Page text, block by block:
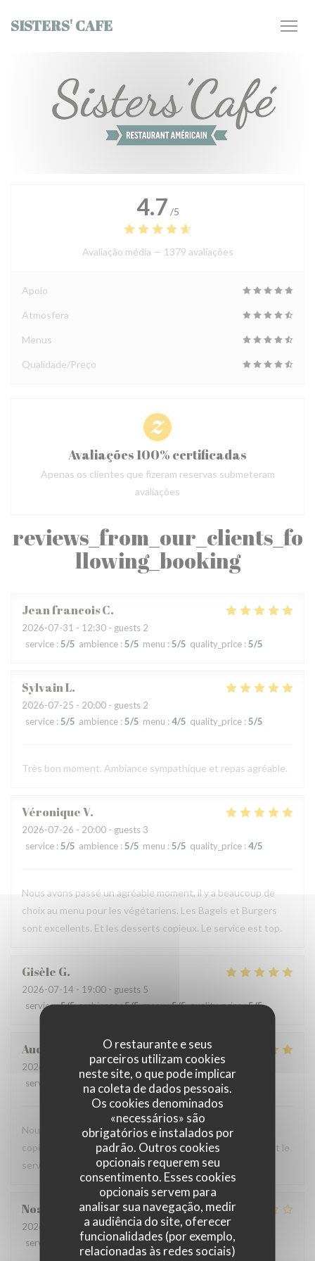
O restaurante e seus
parceiros utilizam cookies
neste site, o que pode implicar
na coleta de dados pessoais.
Os cookies denominados
«necessários» são
obrigatórios e instalados por
padrão. Outros cookies
opcionais requerem seu
consentimento. Esses cookies
opcionais servem para
analisar sua navegação, medir
a audiência do site, oferecer
funcionalidades (por exemplo,
relacionadas às redes sociais)
SISTERS' CAFE
reviews_from_our_clients_fo
llowing_booking
Jean francoisC
2026-07-31 - 12:30 - guests 2
service : 5/5 ambience : 5/5 menu : 5/5 quality_price : 5/5
SylvainL
2026-07-25 - 20:00 - guests 2
service : 5/5 ambience : 5/5 menu : 4/5 quality_price : 5/5
Très bon moment. Ambiance sympathique et repas agréable.
VéroniqueV
2026-07-26 - 20:00 - guests 3
service : 5/5 ambience : 5/5 menu : 5/5 quality_price : 4/5
Nous avons passé un agréable moment, il y a beaucoup de
choix au menu pour les végétariens. Les Bagels et Burgers
sont excellents. Et les desserts copieux. Le service est top.
Gisèle G
2026-07-14 - 19:00 - guests 5
service:5/5 ambience:5/5 menu:5/5 quality_price:5/5
Audrey
2026-07-12
- 12:00 - guests 2
service
ambience : /5 menu : quality_price
Nous avons testé le Sister's café pour un brunch entre
copines et n'avons pas été déçues : le menu est copieux et le
service très agréable.
Noah
2026-07-07
- 19:30 - guests 6
service
ambience: 4/5 menu : 1/5 quality_price
4.7 /5
Avaliação média — 1379 avaliações
Apoio
Atmosfera
Menus
Qualidade/Preço
Avaliações 100% certificadas
Apenas os clientes que fizeram reservas submeteram
avaliações